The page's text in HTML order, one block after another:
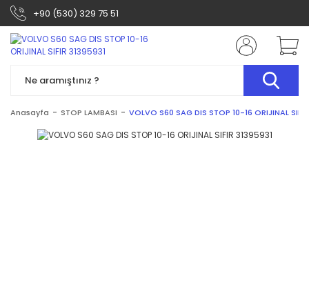
+90 (530) 329 75 51
Anasayfa STOP LAMBASI VOLVO S60 SAG DIS STOP 10-16 ORIJINAL